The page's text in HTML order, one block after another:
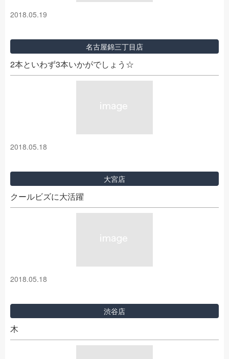
2018.05.19
名古屋錦三丁目店
2本といわず3本いかがでしょう☆
2018.05.18
大宮店
クールビズに大活躍
2018.05.18
渋谷店
木